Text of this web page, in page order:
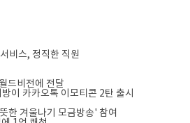
비스, 정직한 직원
드비전에 전달
이 카카오톡 이모티콘 2탄 출시
한 겨울나기 모금방송' 참여